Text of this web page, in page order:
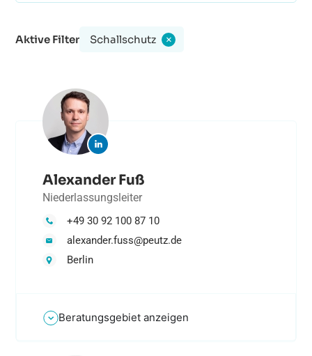
Aktive Filter Schallschutz ×
Alexander Fuß
Niederlassungsleiter
+49 30 92 100 87 10
alexander.fuss@peutz.de
Berlin
Beratungsgebiet anzeigen